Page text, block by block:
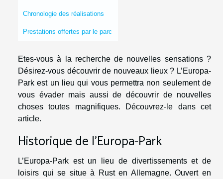
Chronologie des réalisations
Prestations offertes par le parc
Etes-vous à la recherche de nouvelles sensations ?
Désirez-vous découvrir de nouveaux lieux ? L’Europa-
Park est un lieu qui vous permettra non seulement de
vous évader mais aussi de découvrir de nouvelles
choses toutes magnifiques. Découvrez-le dans cet
article.
Historique de l’Europa-Park
L’Europa-Park est un lieu de divertissements et de
loisirs qui se situe à Rust en Allemagne. Ouvert en